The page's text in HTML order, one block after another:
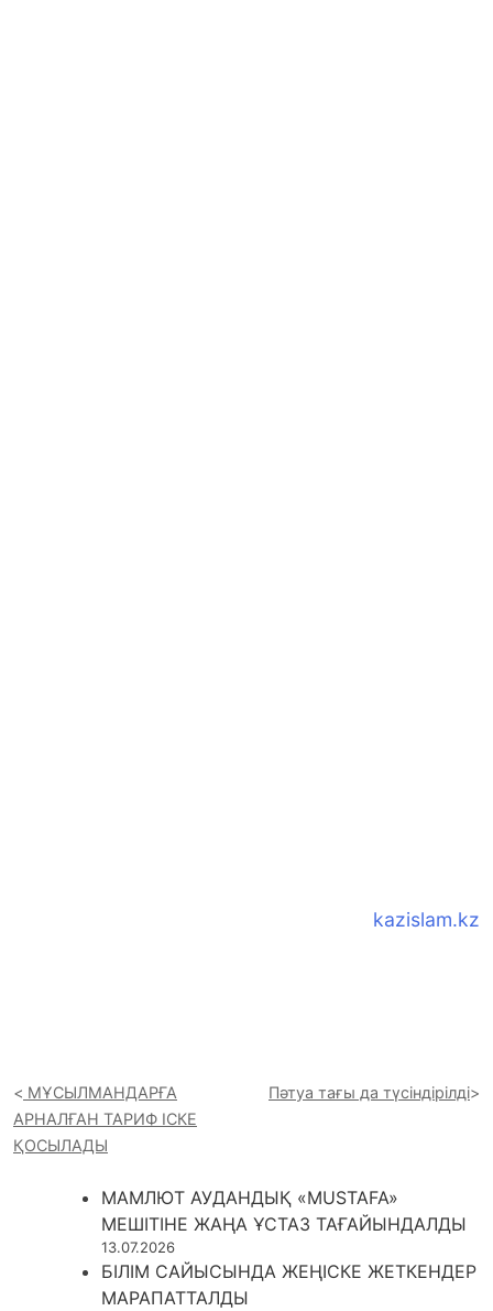
kazislam.kz
МҰСЫЛМАНДАРҒА
АРНАЛҒАН ТАРИФ ІСКЕ
ҚОСЫЛАДЫ
Пәтуа тағы да түсіндірілді
МАМЛЮТ АУДАНДЫҚ «MUSTAFA»
МЕШІТІНЕ ЖАҢА ҰСТАЗ ТАҒАЙЫНДАЛДЫ
13.07.2026
БІЛІМ САЙЫСЫНДА ЖЕҢІСКЕ ЖЕТКЕНДЕР
МАРАПАТТАЛДЫ